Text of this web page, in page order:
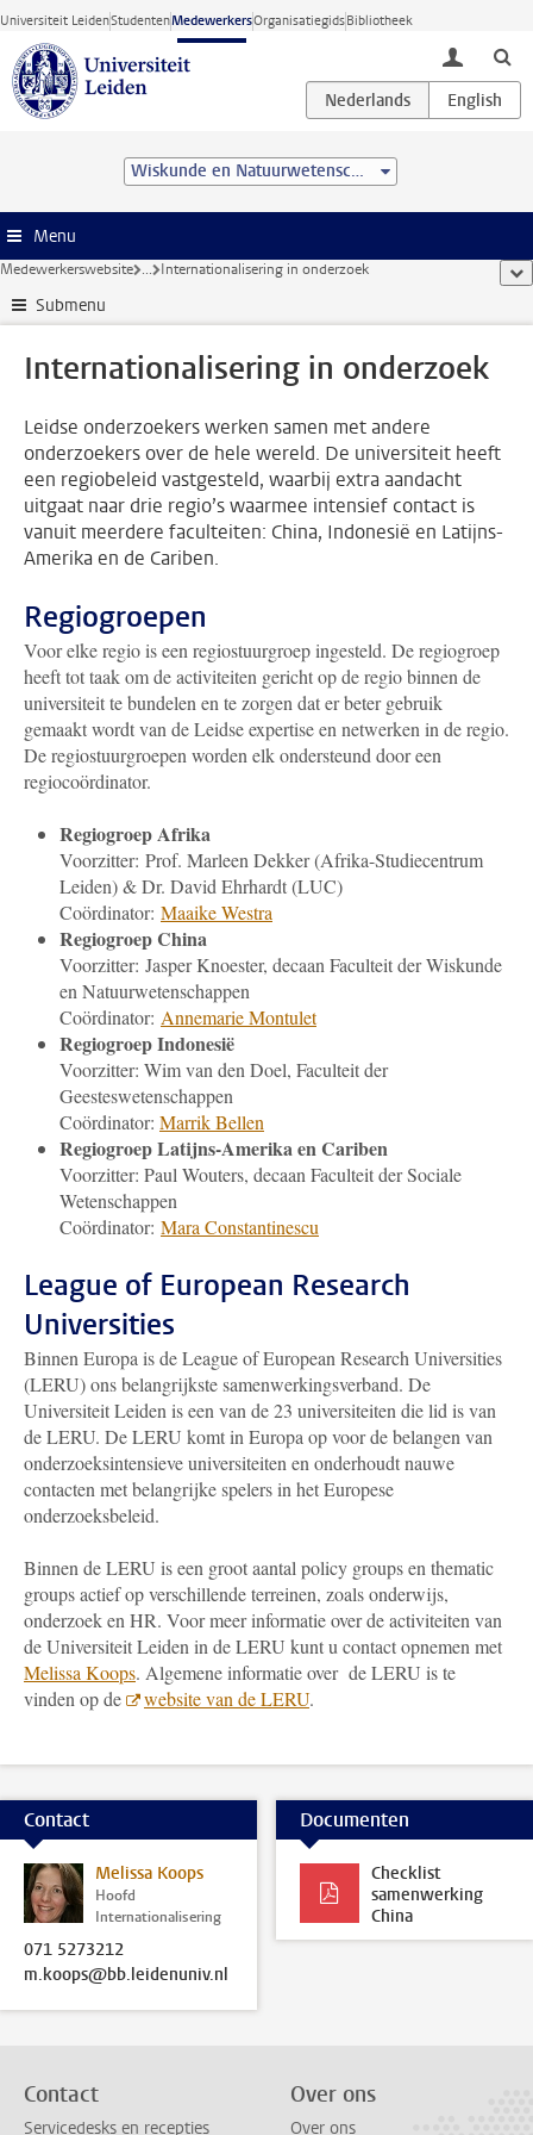
Ga direct naar de inhoud
Universiteit LeidenStudentenMedewerkersOrganisatiegidsBibliotheek
toggle
Wiskunde en Natuurwetenschappen
Menu
Medewerkerswebsite ... Internationalisering in onderzoek
Submenu
Internationalisering in onderzoek
Leidse onderzoekers werken samen met andere
onderzoekers over de hele wereld. De universiteit heeft
een regiobeleid vastgesteld, waarbij extra aandacht
uitgaat naar drie regio’s waarmee intensief contact is
vanuit meerdere faculteiten: China, Indonesië en Latijns-
Amerika en de Cariben.
Regiogroepen
Voor elke regio is een regiostuurgroep ingesteld. De regiogroep
heeft tot taak om de activiteiten gericht op de regio binnen de
universiteit te bundelen en te zorgen dat er beter gebruik
gemaakt wordt van de Leidse expertise en netwerken in de regio.
De regiostuurgroepen worden elk ondersteund door een
regiocoördinator.
Regiogroep Afrika
Voorzitter: Prof. Marleen Dekker (Afrika-Studiecentrum
Leiden) & Dr. David Ehrhardt (LUC)
Coördinator: Maaike Westra
Regiogroep China
Voorzitter: Jasper Knoester, decaan Faculteit der Wiskunde
en Natuurwetenschappen
Coördinator: Annemarie Montulet
Regiogroep Indonesië
Voorzitter: Wim van den Doel, Faculteit der
Geesteswetenschappen
Coördinator: Marrik Bellen
Regiogroep Latijns-Amerika en Cariben
Voorzitter: Paul Wouters, decaan Faculteit der Sociale
Wetenschappen
Coördinator: Mara Constantinescu
League of European Research
Universities
Binnen Europa is de League of European Research Universities
(LERU) ons belangrijkste samenwerkingsverband. De
Universiteit Leiden is een van de 23 universiteiten die lid is van
de LERU. De LERU komt in Europa op voor de belangen van
onderzoeksintensieve universiteiten en onderhoudt nauwe
contacten met belangrijke spelers in het Europese
onderzoeksbeleid.
Binnen de LERU is een groot aantal policy groups en thematic
groups actief op verschillende terreinen, zoals onderwijs,
onderzoek en HR. Voor meer informatie over de activiteiten van
de Universiteit Leiden in de LERU kunt u contact opnemen met
Melissa Koops. Algemene informatie over de LERU is te
vinden op de
website van de LERU.
Contact
Melissa Koops
Hoofd
Internationalisering
071 5273212
m.koops@bb.leidenuniv.nl
Documenten
Checklist
samenwerking
China
Contact
Servicedesks en recepties
Over ons
Over ons